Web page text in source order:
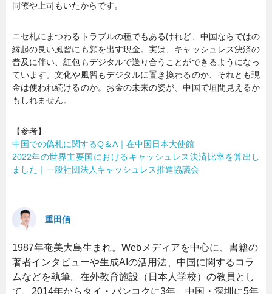
同僚や上司もいたからです。
ニセ札にまつわるトラブルの種でもあるけれど、中国ならではの
縁起の良い風習にも顔を出す現金。実は、キャッシュレス決済の
普及に伴い、紅包もデジタルで送り合うことができるようになっ
ています。文化や風習もデジタルに置き換わるのか、それとも現
金は使われ続けるのか。お金の未来の姿が、中国で垣間見えるか
もしれません。
【参考】
中国での偽札に関するQ＆A｜在中国日本大使館
2022年の世界主要国におけるキャッシュレス決済比率を算出し
ました｜一般社団法人キャッシュレス推進協議会
重田信
1987年奄美大島生まれ。Webメディアを中心に、書籍の
著者インタビューや生成AIの活用法、中国に関するコラ
ムなどを執筆。在外教育施設（日本人学校）の教員とし
て、2014年からタイ・バンコクに3年、中国・深圳に5年